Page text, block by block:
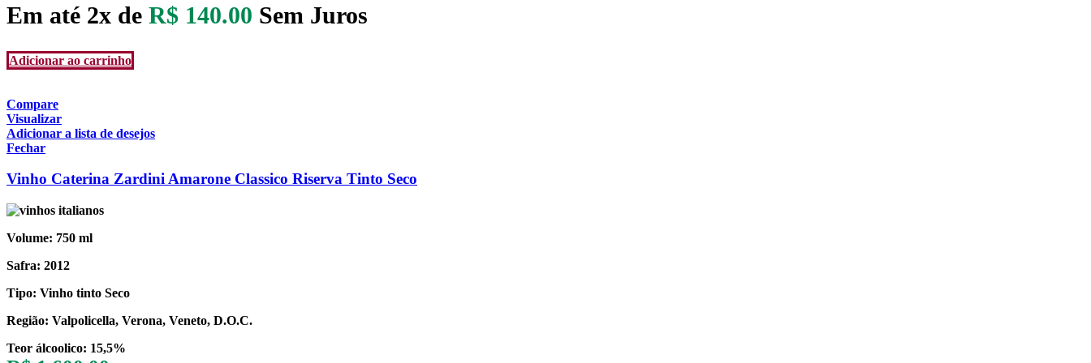
Em até 2x de R$ 140.00 Sem Juros
Adicionar ao carrinho
Compare
Visualizar
Adicionar a lista de desejos
Fechar
Vinho Caterina Zardini Amarone Classico Riserva Tinto Seco
Volume: 750 ml
Safra: 2012
Tipo: Vinho tinto Seco
Região: Valpolicella, Verona, Veneto, D.O.C.
Teor álcoolico: 15,5%